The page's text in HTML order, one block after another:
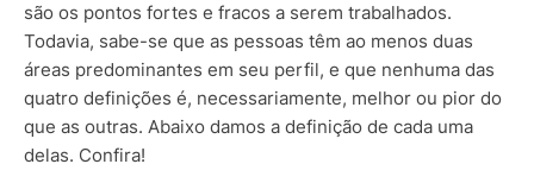
são os pontos fortes e fracos a serem trabalhados.
Todavia, sabe-se que as pessoas têm ao menos duas
áreas predominantes em seu perfil, e que nenhuma das
quatro definições é, necessariamente, melhor ou pior do
que as outras. Abaixo damos a definição de cada uma
delas. Confira!